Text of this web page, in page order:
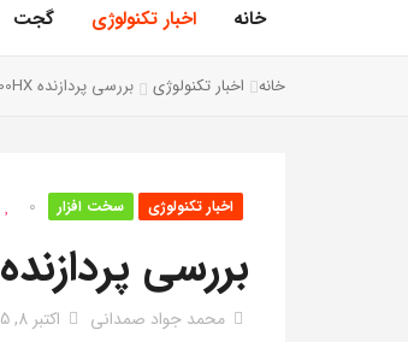
خانه اخبار تکنولوژی گجت
خانه اخبار تکنولوژی بررسی پردازنده Core i7 14700HX
اخبار تکنولوژی سخت افزار 0
بررسی پردازنده Core I7 14700HX
محمد جواد صمدانی اکتبر 8, 2025